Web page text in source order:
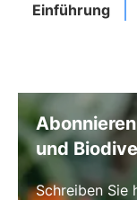
Einführung
und
Schreiben Sie